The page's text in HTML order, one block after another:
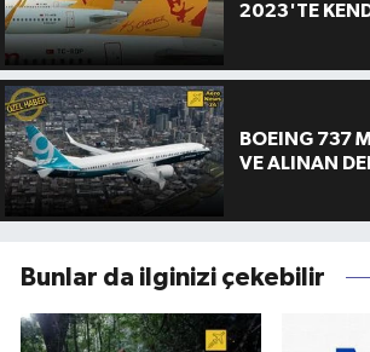
2023'TE
BOEING 737
VE ALINAN
Bunlar da ilginizi çekebilir